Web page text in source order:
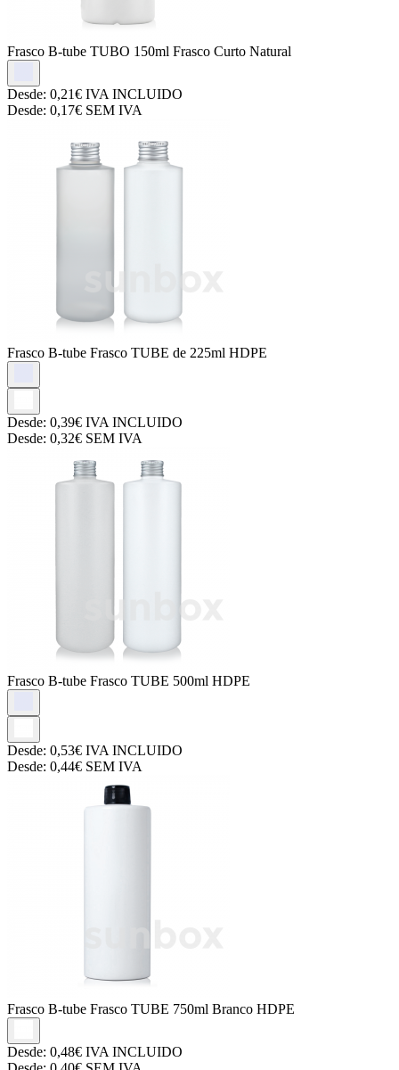
Frasco B-tube TUBO 150ml Frasco Curto Natural
Desde: 0,21€ IVA INCLUIDO
Desde: 0,17€ SEM IVA
Frasco B-tube Frasco TUBE de 225ml HDPE
Desde: 0,39€ IVA INCLUIDO
Desde: 0,32€ SEM IVA
Frasco B-tube Frasco TUBE 500ml HDPE
Desde: 0,53€ IVA INCLUIDO
Desde: 0,44€ SEM IVA
Frasco B-tube Frasco TUBE 750ml Branco HDPE
Desde: 0,48€ IVA INCLUIDO